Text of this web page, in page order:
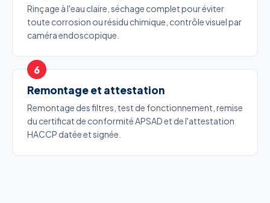
Rinçage à l'eau claire, séchage complet pour éviter
toute corrosion ou résidu chimique, contrôle visuel par
caméra endoscopique.
Remontage et attestation
Remontage des filtres, test de fonctionnement, remise
du certificat de conformité APSAD et de l'attestation
HACCP datée et signée.